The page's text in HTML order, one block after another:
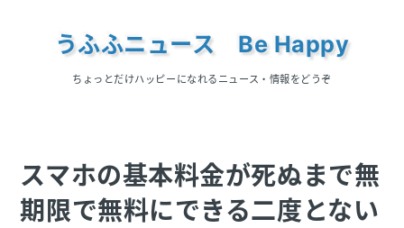
うふふニュース Be Happy
ちょっとだけハッピーになれるニュース・情報をどうぞ
スマホの基本料金が死ぬまで無
期限で無料にできる二度とない